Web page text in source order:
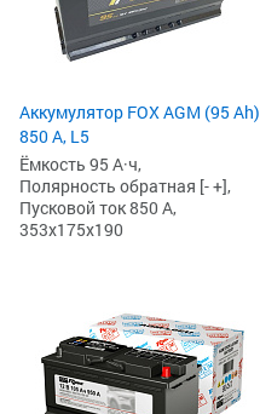
Аккумулятор FOX AGM (95 Ah)
850 А, L5
Ёмкость 95 А·ч,
Полярность обратная [- +],
Пусковой ток 850 А,
353x175x190